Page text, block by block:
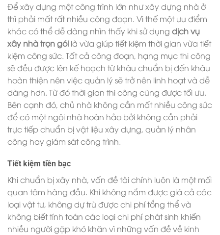
Để xây dựng một công trình lớn như xây dựng nhà ở
thì phải mất rất nhiều công đoạn. Vì thế một ưu điểm
khác có thể dễ dàng nhìn thấy khi sử dụng dịch vụ
xây nhà trọn gói là vừa giúp tiết kiệm thời gian vừa tiết
kiệm công sức. Tất cả công đoạn, hạng mục thi công
sẽ đều được lên kế hoạch từ khâu chuẩn bị đến khâu
hoàn thiện nên việc quản lý sẽ trở nên linh hoạt và dễ
dàng hơn. Từ đó thời gian thi công cũng được tối ưu.
Bên cạnh đó, chủ nhà không cần mất nhiều công sức
để có một ngôi nhà hoàn hảo bởi không cần phải
trực tiếp chuẩn bị vật liệu xây dựng, quản lý nhân
công hay giám sát công trình.
Tiết kiệm tiền bạc
Khi chuẩn bị xây nhà, vấn đề tài chính luôn là một mối
quan tâm hàng đầu. Khi không nắm được giá cả các
loại vật tư, không dự trù được chi phí tổng thể và
không biết tính toán các loại chi phí phát sinh khiến
nhiều người gặp khó khăn vì những vấn đề về kinh